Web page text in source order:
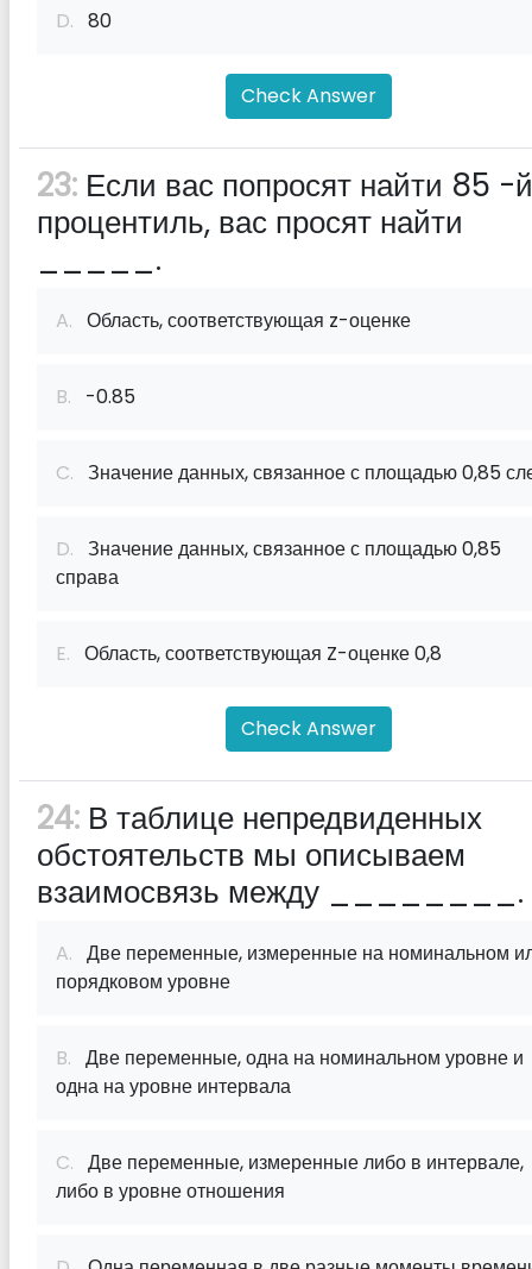
D. 80
Check Answer
23: Если вас попросят найти 85 -й
процентиль, вас просят найти
_____.
A. Область, соответствующая z-оценке
B. -0.85
C. Значение данных, связанное с площадью 0,85
D. Значение данных, связанное с площадью 0,85
справа
E. Область, соответствующая Z-оценке 0,8
Check Answer
24: В таблице непредвиденных
обстоятельств мы описываем
взаимосвязь между ________.
A. Две переменные, измеренные на номинальном
порядковом уровне
B. Две переменные, одна на номинальном уровне и
одна на уровне интервала
C. Две переменные, измеренные либо в интервале,
либо в уровне отношения